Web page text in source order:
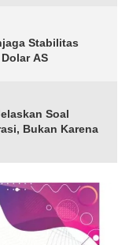
Stabilitas
AS
Soal
Bukan Karena